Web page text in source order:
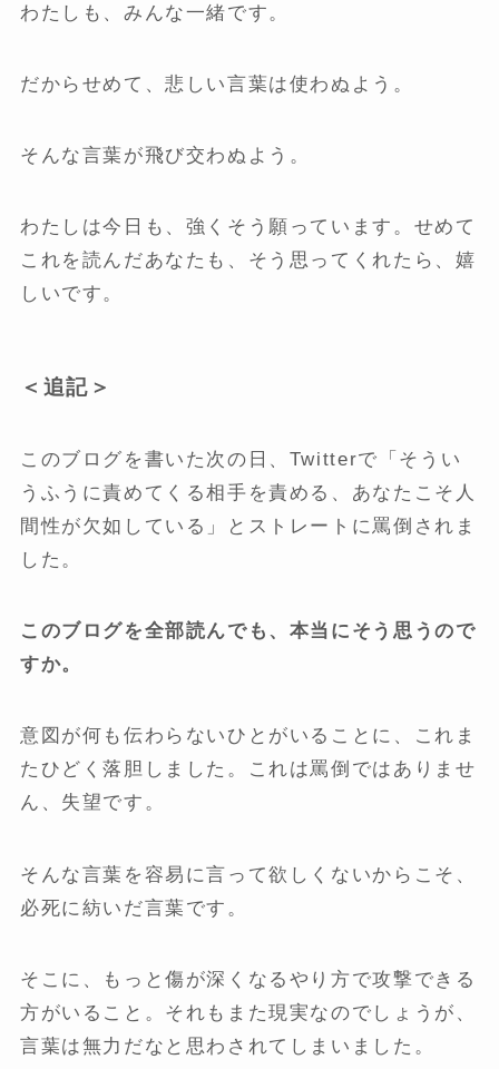
わたしも、みんな一緒です。
だからせめて、悲しい言葉は使わぬよう。
そんな言葉が飛び交わぬよう。
わたしは今日も、強くそう願っています。せめて
これを読んだあなたも、そう思ってくれたら、嬉
しいです。
＜追記＞
このブログを書いた次の日、Twitterで「そうい
うふうに責めてくる相手を責める、あなたこそ人
間性が欠如している」とストレートに罵倒されま
した。
このブログを全部読んでも、本当にそう思うので
すか。
意図が何も伝わらないひとがいることに、これま
たひどく落胆しました。これは罵倒ではありませ
ん、失望です。
そんな言葉を容易に言って欲しくないからこそ、
必死に紡いだ言葉です。
そこに、もっと傷が深くなるやり方で攻撃できる
方がいること。それもまた現実なのでしょうが、
言葉は無力だなと思わされてしまいました。